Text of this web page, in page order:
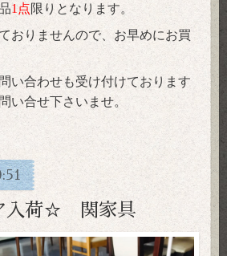
1点限りとなります。
おりませんので、お早めにお買
い合わせも受け付けております
い合せ下さいませ。
入荷☆ 関家具